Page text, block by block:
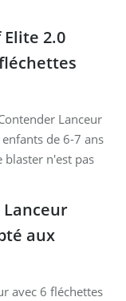
2.0
Lanceur
de 6-7 ans
n'est pas
Lanceur
aux
avec 6 fléchettes